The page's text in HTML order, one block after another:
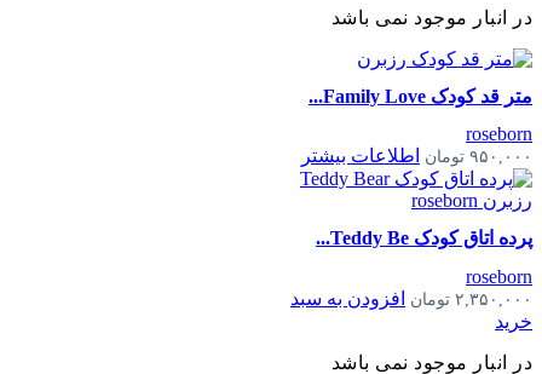
در انبار موجود نمی باشد
متر قد کودک Family Love...
roseborn
۹۵۰,۰۰۰ تومان اطلاعات بیشتر
پرده اتاق کودک Teddy Be...
roseborn
۲,۳۵۰,۰۰۰ تومان
افزودن به سبد
خرید
در انبار موجود نمی باشد